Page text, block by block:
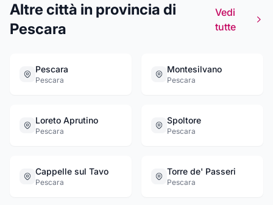
Altre città in provincia di
Pescara
Vedi
tutte
Pescara
Pescara
Montesilvano
Pescara
Loreto Aprutino
Pescara
Spoltore
Pescara
Cappelle sul Tavo
Pescara
Torre de' Passeri
Pescara